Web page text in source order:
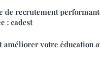
de recrutement
: cadest
améliorer votre éducation